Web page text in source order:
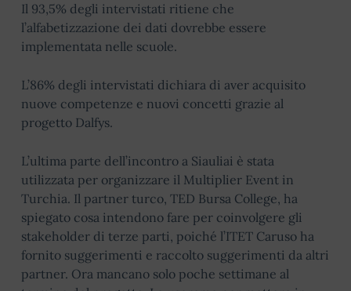
Il 93,5% degli intervistati ritiene che
l’alfabetizzazione dei dati dovrebbe essere
implementata nelle scuole.
L’86% degli intervistati dichiara di aver acquisito
nuove competenze e nuovi concetti grazie al
progetto Dalfys.
L’ultima parte dell’incontro a Siauliai è stata
utilizzata per organizzare il Multiplier Event in
Turchia. Il partner turco, TED Bursa College, ha
spiegato cosa intendono fare per coinvolgere gli
stakeholder di terze parti, poiché l’ITET Caruso ha
fornito suggerimenti e raccolto suggerimenti da altri
partner. Ora mancano solo poche settimane al